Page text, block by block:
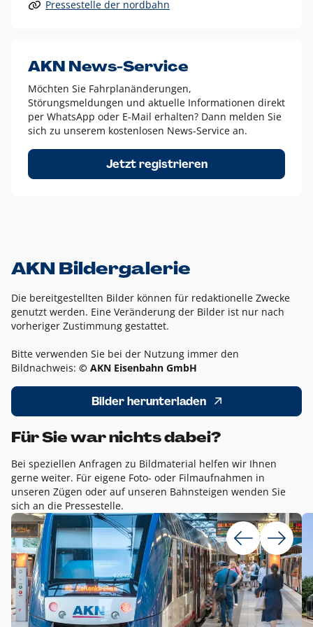
Alle anderen Logo-Varianten dürfen nur in Ausnahmefällen
Diese Ausnahmen sind zum Beispiel:
dem AKN Blau,
weißes Logo auf Fotohintergründen,
schwarzes Logo für reine Schwarz-Weiß-Umsetzungen
Um das Logo herum muss ein Schutzraum von jeweils einer
Höhe bzw. Breite des N aus AKN in alle Richtungen
Pressestelle der nordbahn
AKN News-Service
Möchten Sie Fahrplanänderungen,
Störungsmeldungen und aktuelle Informationen direkt
per WhatsApp oder E-Mail erhalten? Dann melden Sie
sich zu unserem kostenlosen News-Service an.
Jetzt registrieren
AKN Bildergalerie
Die bereitgestellten Bilder können für redaktionelle Zwecke
genutzt werden. Eine Veränderung der Bilder ist nur nach
vorheriger Zustimmung gestattet.
Bitte verwenden Sie bei der Nutzung immer den
Bildnachweis: © AKN Eisenbahn GmbH
Bilder herunterladen
Für Sie war nichts dabei?
Bei speziellen Anfragen zu Bildmaterial helfen wir Ihnen
gerne weiter. Für eigene Foto- oder Filmaufnahmen in
unseren Zügen oder auf unseren Bahnsteigen wenden Sie
sich an die Pressestelle.